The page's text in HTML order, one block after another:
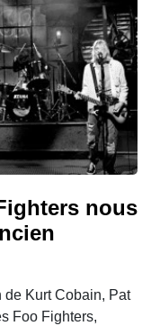
nous
de Kurt Cobain, Pat
Foo Fighters,